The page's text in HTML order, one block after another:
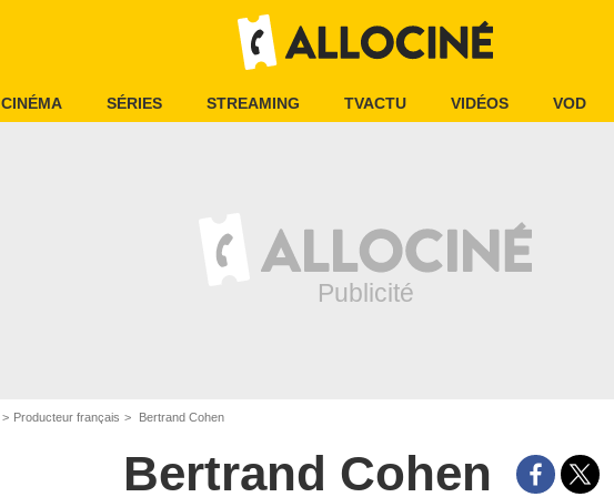
CINÉMA SÉRIES STREAMING TVACTU VIDÉOS VOD
Producteur français Bertrand Cohen
Bertrand Cohen